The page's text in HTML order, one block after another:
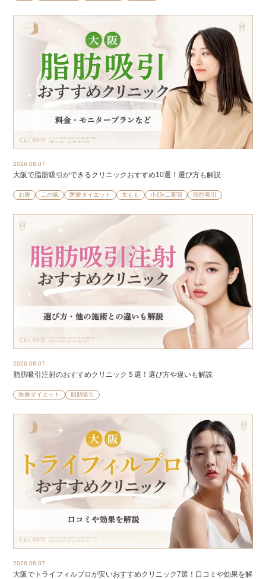
2026.08.07
大阪で脂肪吸引ができるクリニックおすすめ10選！選び方も解説
お腹 二の腕 医療ダイエット 太もも 小顔•二重顎 脂肪吸引
2026.08.07
脂肪吸引注射のおすすめクリニック５選！選び方や違いも解説
医療ダイエット 脂肪吸引
2026.08.07
大阪でトライフィルプロが安いおすすめクリニック7選！口コミや効果を解